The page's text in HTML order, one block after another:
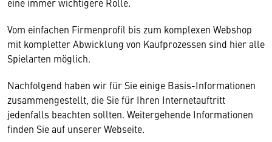
Vom einfachen Firmenprofil bis zum komplexen Webshop
mit kompletter Abwicklung von Kaufprozessen sind hier alle
Spielarten möglich.
Nachfolgend haben wir für Sie einige Basis-Informationen
zusammengestellt, die Sie für Ihren Internetauftritt
jedenfalls beachten sollten. Weitergehende Informationen
finden Sie auf unserer Webseite.